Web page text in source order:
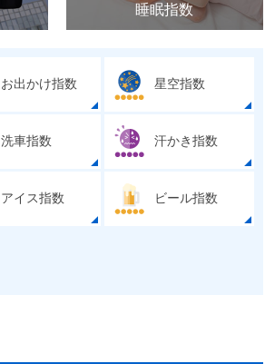
睡眠指数
お出かけ指数 星空指数
洗車指数 汗かき指数
アイス指数 ビール指数